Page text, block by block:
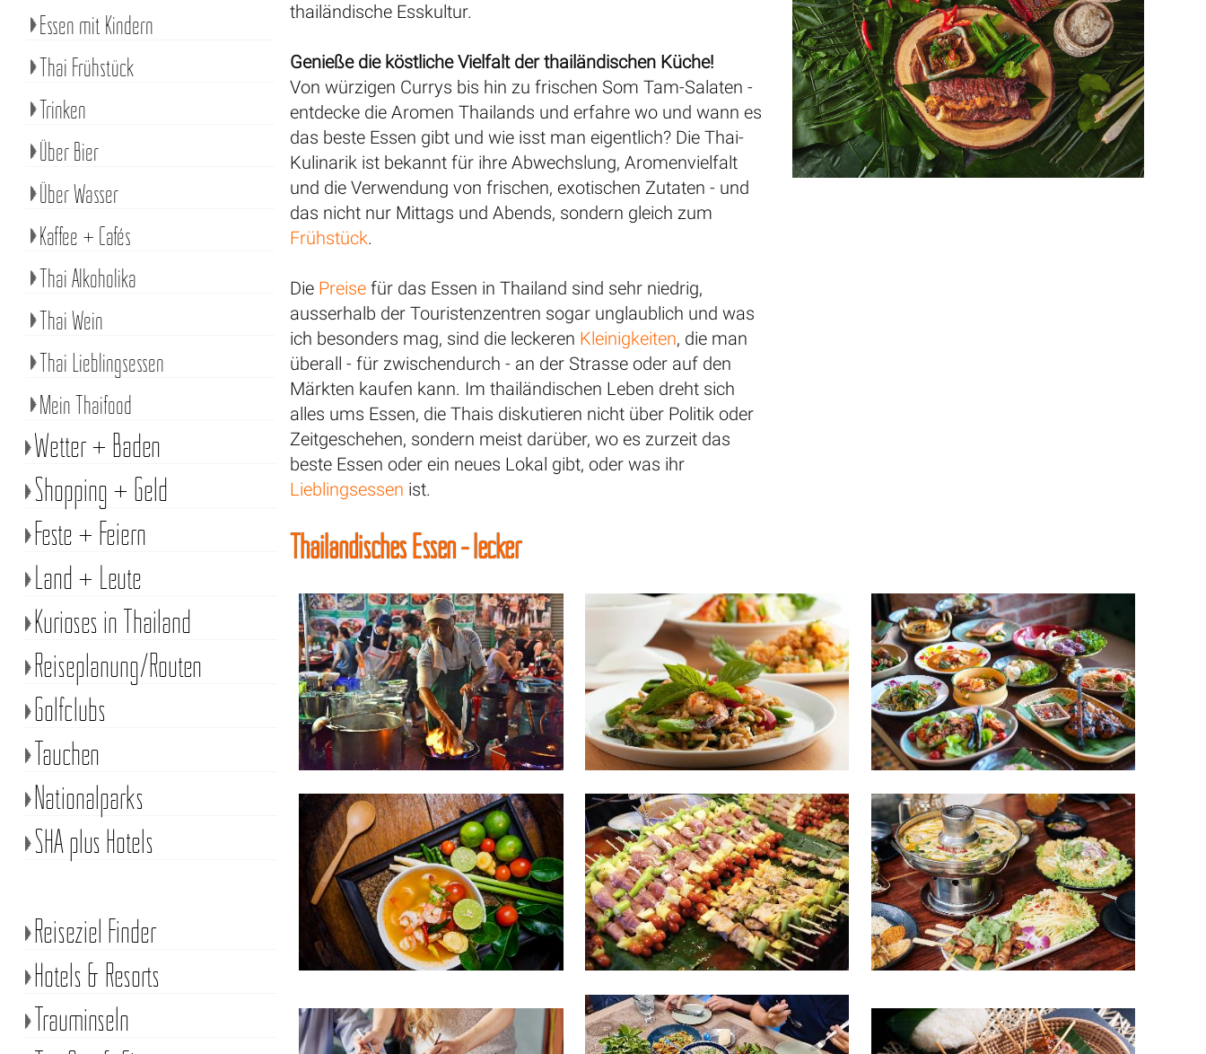
thailändische Esskultur.
Genieße die köstliche Vielfalt der thailändischen Küche!
Von würzigen Currys bis hin zu frischen Som Tam-Salaten -
entdecke die Aromen Thailands und erfahre wo und wann es
das beste Essen gibt und wie isst man eigentlich? Die Thai-
Kulinarik ist bekannt für ihre Abwechslung, Aromenvielfalt
und die Verwendung von frischen, exotischen Zutaten - und
das nicht nur Mittags und Abends, sondern gleich zum
Frühstück.
Die Preise für das Essen in Thailand sind sehr niedrig,
ausserhalb der Touristenzentren sogar unglaublich und was
ich besonders mag, sind die leckeren Kleinigkeiten, die man
überall - für zwischendurch - an der Strasse oder auf den
Märkten kaufen kann. Im thailändischen Leben dreht sich
alles ums Essen, die Thais diskutieren nicht über Politik oder
Zeitgeschehen, sondern meist darüber, wo es zurzeit das
beste Essen oder ein neues Lokal gibt, oder was ihr
Lieblingsessen ist.
Thailändisches Essen - lecker
Essen mit Kindern
Thai Frühstück
Trinken
Über Bier
Über Wasser
Kaffee + Cafés
Thai Alkoholika
Thai Wein
Thai Lieblingsessen
Mein Thaifood
Wetter + Baden
Shopping + Geld
Feste + Feiern
Land + Leute
Kurioses in Thailand
Reiseplanung/Routen
Golfclubs
Tauchen
Nationalparks
SHA plus Hotels
Reiseziel Finder
Hotels & Resorts
Trauminseln